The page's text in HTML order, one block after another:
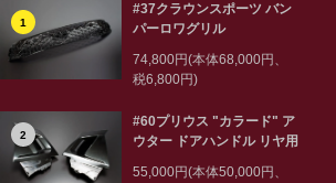
1
#37クラウンスポーツ バン
パーロワグリル
74,800円(本体68,000円、
税6,800円)
2
#60プリウス "カラード" ア
ウター ドアハンドル リヤ用
55,000円(本体50,000円、